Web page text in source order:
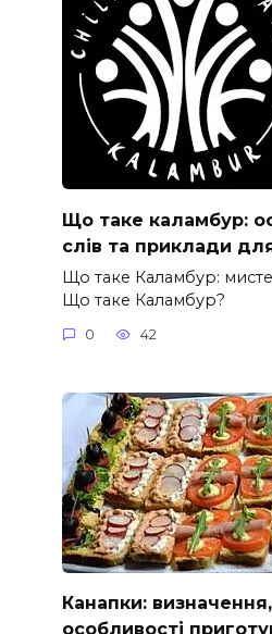
Що таке каламбур:
слів та приклади
Що таке Каламбур:
Що таке Каламбур?
0 42
Канапки: визначення,
особливості